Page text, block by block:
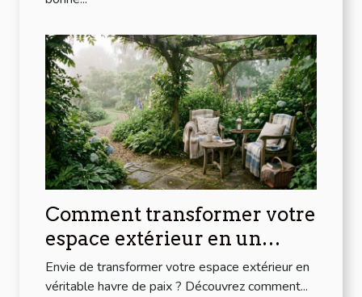
Comment transformer votre
espace extérieur en un
havre de paix ?
Envie de transformer votre espace extérieur en
véritable havre de paix ? Découvrez comment...